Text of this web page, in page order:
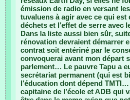
émission de radio en versant
tuvaluens à agir avec ce qui
déchets et l’effet de serre
Dans la liste aussi bien sûr,
rénovation devraient démarrer
contrat soit entériné par le
convoquerai avant mon départ
parlement… Le pauvre Tapu a
secrétariat permanent (qui est
l’éducation dont dépend
capitaine de l’école et ADB qui